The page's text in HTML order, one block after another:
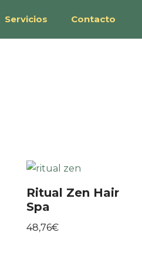
Servicios Contacto
Ritual Zen Hair
Spa
48,76€